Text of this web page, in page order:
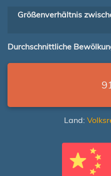
Größenverhältnis
Durchschnittliche
Land: